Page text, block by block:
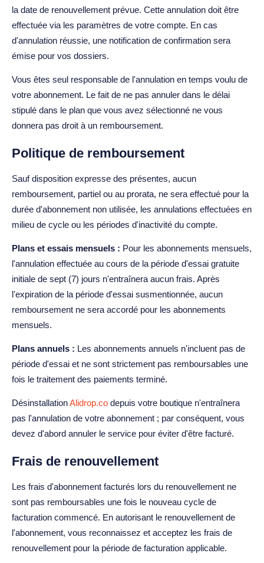
la date de renouvellement prévue. Cette annulation doit être
effectuée via les paramètres de votre compte. En cas
d'annulation réussie, une notification de confirmation sera
émise pour vos dossiers.
Vous êtes seul responsable de l'annulation en temps voulu de
votre abonnement. Le fait de ne pas annuler dans le délai
stipulé dans le plan que vous avez sélectionné ne vous
donnera pas droit à un remboursement.
Politique de remboursement
Sauf disposition expresse des présentes, aucun
remboursement, partiel ou au prorata, ne sera effectué pour la
durée d'abonnement non utilisée, les annulations effectuées en
milieu de cycle ou les périodes d'inactivité du compte.
Plans et essais mensuels : Pour les abonnements mensuels,
l'annulation effectuée au cours de la période d'essai gratuite
initiale de sept (7) jours n'entraînera aucun frais. Après
l'expiration de la période d'essai susmentionnée, aucun
remboursement ne sera accordé pour les abonnements
mensuels.
Plans annuels : Les abonnements annuels n'incluent pas de
période d'essai et ne sont strictement pas remboursables une
fois le traitement des paiements terminé.
DésinstallationAlidrop.co depuis votre boutique n'entraînera
pas l'annulation de votre abonnement ; par conséquent, vous
devez d'abord annuler le service pour éviter d'être facturé.
Frais de renouvellement
Les frais d'abonnement facturés lors du renouvellement ne
sont pas remboursables une fois le nouveau cycle de
facturation commencé. En autorisant le renouvellement de
l'abonnement, vous reconnaissez et acceptez les frais de
renouvellement pour la période de facturation applicable.